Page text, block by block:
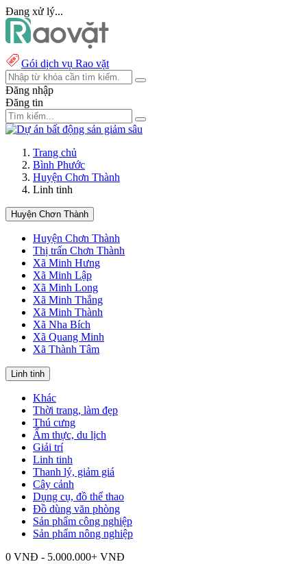
Đang xử lý...
Gói dịch vụ Rao vặt
Đăng nhập
Đăng tin
Trang chủ
Bình Phước
Huyện Chơn Thành
Linh tinh
Huyện Chơn Thành
Huyện Chơn Thành
Thị trấn Chơn Thành
Xã Minh Hưng
Xã Minh Lập
Xã Minh Long
Xã Minh Thắng
Xã Minh Thành
Xã Nha Bích
Xã Quang Minh
Xã Thành Tâm
Linh tinh
Khác
Thời trang, làm đẹp
Thú cưng
Ẩm thực, du lịch
Giải trí
Linh tinh
Thanh lý, giảm giá
Cây cảnh
Dụng cụ, đồ thể thao
Đồ dùng văn phòng
Sản phẩm công nghiệp
Sản phẩm nông nghiệp
0 VNĐ - 5.000.000+ VNĐ